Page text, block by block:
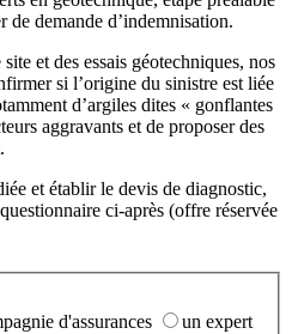
de demande d’indemnisation.
et des essais géotechniques, nos
si l’origine du sinistre est liée
d’argiles dites « gonflantes
aggravants et de proposer des
et établir le devis de diagnostic,
ci-après (offre réservée
d'assurances
un expert